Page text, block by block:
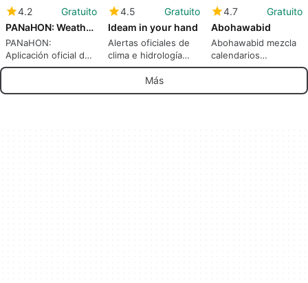
4.2
Gratuito
PANaHON: Weather App
PANaHON:
Aplicación oficial de
alertas
emergencia de
4.5
Gratuito
Ideam in your hand
Alertas oficiales de
clima e hidrología
colombianas en
4.7
Gratuito
Abohawabid
Abohawabid mezcla
calendarios
estacionales árabes
Golfo
Más